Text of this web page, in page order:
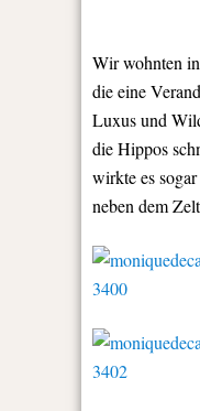
Wir wohnten
die eine
Luxus und
die Hippos
wirkte es
neben dem